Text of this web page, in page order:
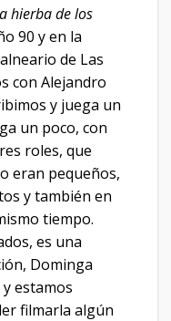
hierba de los
90 y en la
de Las
con Alejandro
y juega un
un poco, con
roles, que
eran pequeños,
y también en
tiempo.
es una
Dominga
estamos
filmarla algún